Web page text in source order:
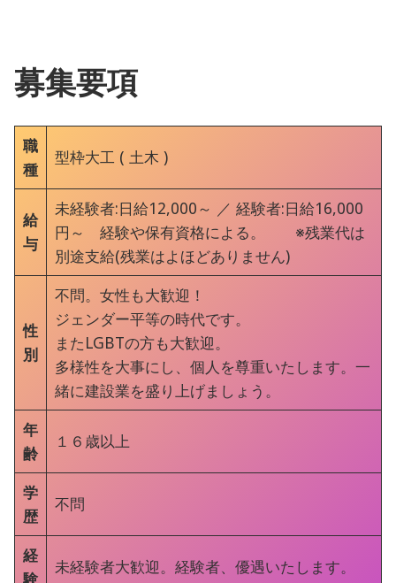
募集要項
職
種
型枠大工 ( 土木 )
給
与
未経験者:日給12,000～ ／ 経験者:日給16,000
円～ 経験や保有資格による。 ※残業代は
別途支給(残業はよほどありません)
性
別
不問。女性も大歓迎！
ジェンダー平等の時代です。
またLGBTの方も大歓迎。
多様性を大事にし、個人を尊重いたします。一
緒に建設業を盛り上げましょう。
年
齢
１６歳以上
学
歴
不問
経
験
未経験者大歓迎。経験者、優遇いたします。